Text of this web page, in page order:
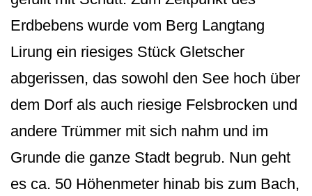
Erdbebens wurde vom Berg Langtang
Lirung ein riesiges Stück Gletscher
abgerissen, das sowohl den See hoch über
dem Dorf als auch riesige Felsbrocken und
andere Trümmer mit sich nahm und im
Grunde die ganze Stadt begrub. Nun geht
es ca. 50 Höhenmeter hinab bis zum Bach,